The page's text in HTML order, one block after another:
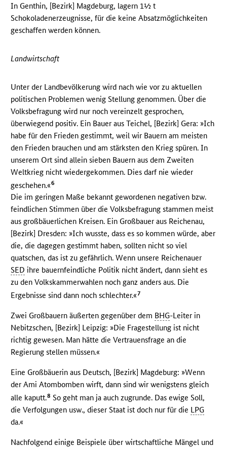
In Genthin, [Bezirk] Magdeburg, lagern 1½ t
Schokoladenerzeugnisse, für die keine Absatzmöglichkeiten
geschaffen werden können.
Landwirtschaft
Unter der Landbevölkerung wird nach wie vor zu aktuellen
politischen Problemen wenig Stellung genommen. Über die
Volksbefragung wird nur noch vereinzelt gesprochen,
überwiegend positiv. Ein Bauer aus Teichel, [Bezirk] Gera: »Ich
habe für den Frieden gestimmt, weil wir Bauern am meisten
den Frieden brauchen und am stärksten den Krieg spüren. In
unserem Ort sind allein sieben Bauern aus dem Zweiten
Weltkrieg nicht wiedergekommen. Dies darf nie wieder
geschehen.«6
Die im geringen Maße bekannt gewordenen negativen bzw.
feindlichen Stimmen über die Volksbefragung stammen meist
aus großbäuerlichen Kreisen. Ein Großbauer aus Reichenau,
[Bezirk] Dresden: »Ich wusste, dass es so kommen würde, aber
die, die dagegen gestimmt haben, sollten nicht so viel
quatschen, das ist zu gefährlich. Wenn unsere Reichenauer
SED ihre bauernfeindliche Politik nicht ändert, dann sieht es
zu den Volkskammerwahlen noch ganz anders aus. Die
Ergebnisse sind dann noch schlechter.«7
Zwei Großbauern äußerten gegenüber dem BHG-Leiter in
Nebitzschen, [Bezirk] Leipzig: »Die Fragestellung ist nicht
richtig gewesen. Man hätte die Vertrauensfrage an die
Regierung stellen müssen.«
Eine Großbäuerin aus Deutsch, [Bezirk] Magdeburg: »Wenn
der Ami Atombomben wirft, dann sind wir wenigstens gleich
alle kaputt.8 So geht man ja auch zugrunde. Das ewige Soll,
die Verfolgungen usw., dieser Staat ist doch nur für die LPG
da.«
Nachfolgend einige Beispiele über wirtschaftliche Mängel und